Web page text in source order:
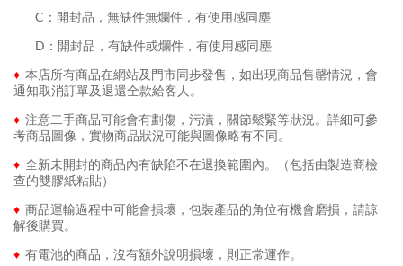
C：開封品，無缺件無爛件，有使用感同塵
D：開封品，有缺件或爛件，有使用感同塵
♦ 本店所有商品在網站及門市同步發售，如出現商品售罄情況，會
通知取消訂單及退還全款給客人。
♦ 注意二手商品可能會有劃傷，污漬，關節鬆緊等狀況。詳細可參
考商品圖像，實物商品狀況可能與圖像略有不同。
♦ 全新未開封的商品內有缺陷不在退換範圍內。（包括由製造商檢
查的雙膠紙粘貼）
♦ 商品運輸過程中可能會損壞，包裝產品的角位有機會磨損，請諒
解後購買。
♦ 有電池的商品，沒有額外說明損壞，則正常運作。